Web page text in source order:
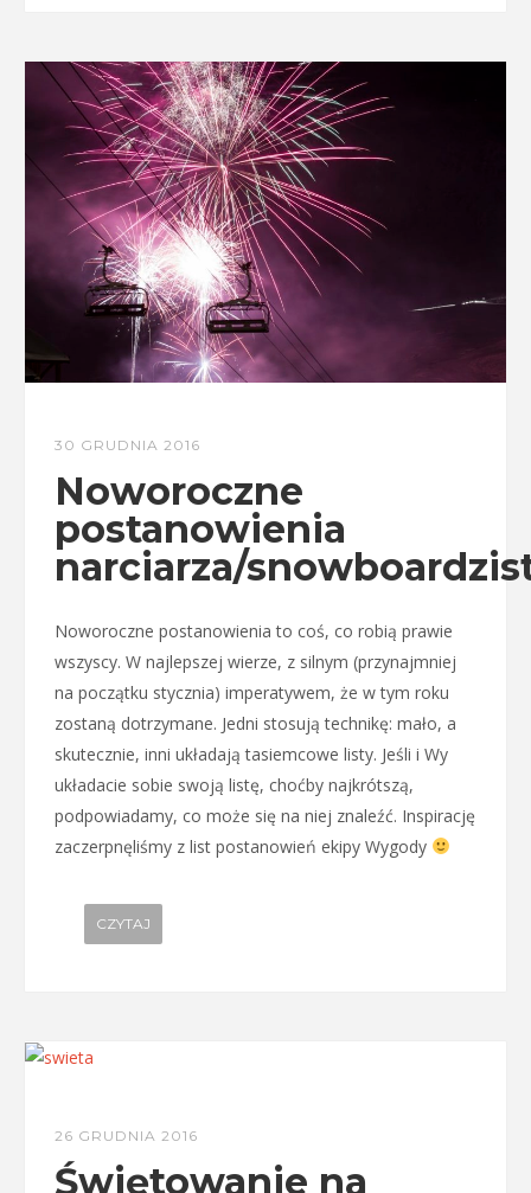
30 GRUDNIA 2016
Noworoczne
postanowienia
narciarza/
Noworoczne postanowienia to coś, co robią prawie
wszyscy. W najlepszej wierze, z silnym (przynajmniej
na początku stycznia) imperatywem, że w tym roku
zostaną dotrzymane. Jedni stosują technikę: mało, a
skutecznie, inni układają tasiemcowe listy. Jeśli i Wy
układacie sobie swoją listę, choćby najkrótszą,
podpowiadamy, co może się na niej znaleźć. Inspirację
zaczerpnęliśmy z list postanowień ekipy Wygody
CZYTAJ
26 GRUDNIA 2016
Świętowanie na